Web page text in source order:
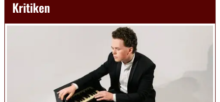
Kritiken